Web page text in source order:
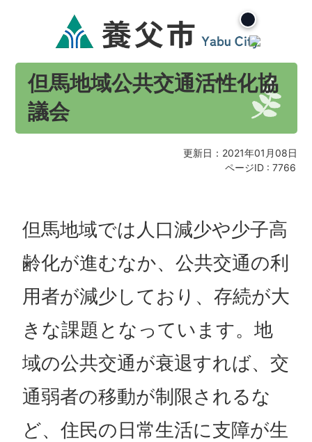
但馬地域公共交通活性化協
議会
更新日：2021年01月08日
ページID : 7766
但馬地域では人口減少や少子高
齢化が進むなか、公共交通の利
用者が減少しており、存続が大
きな課題となっています。地
域の公共交通が衰退すれば、交
通弱者の移動が制限されるな
ど、住民の日常生活に支障が生